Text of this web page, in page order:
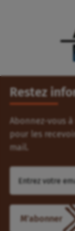
Restez
Abonnez-vous
pour les
mail.
M'abonner